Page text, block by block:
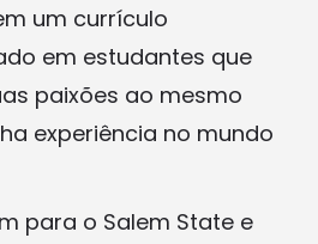
um currículo
em estudantes que
paixões ao mesmo
experiência no mundo
para o Salem State e